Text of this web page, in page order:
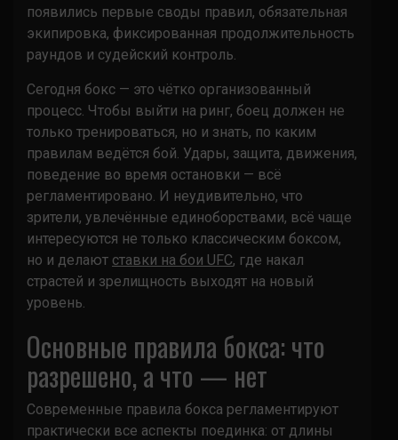
появились первые своды правил, обязательная
экипировка, фиксированная продолжительность
раундов и судейский контроль.
Сегодня бокс — это чётко организованный
процесс. Чтобы выйти на ринг, боец должен не
только тренироваться, но и знать, по каким
правилам ведётся бой. Удары, защита, движения,
поведение во время остановки — всё
регламентировано. И неудивительно, что
зрители, увлечённые единоборствами, всё чаще
интересуются не только классическим боксом,
но и делают ставки на бои UFC, где накал
страстей и зрелищность выходят на новый
уровень.
Основные правила бокса: что
разрешено, а что — нет
Современные правила бокса регламентируют
практически все аспекты поединка: от длины